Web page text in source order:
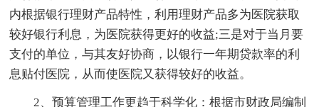
内根据银行理财产品特性，利用理财产品多为医院获取
较好银行利息，为医院获得更好的收益;三是对于当月要
支付的单位，与其友好协商，以银行一年期贷款率的利
息贴付医院，从而使医院又获得较好的收益。
2、预算管理工作更趋于科学化：根据市财政局编制